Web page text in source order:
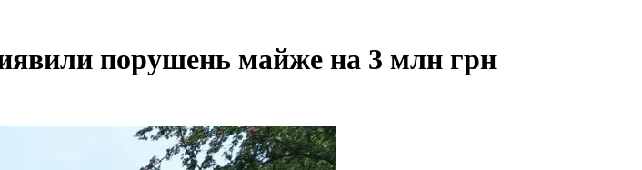
порушень майже на 3 млн грн